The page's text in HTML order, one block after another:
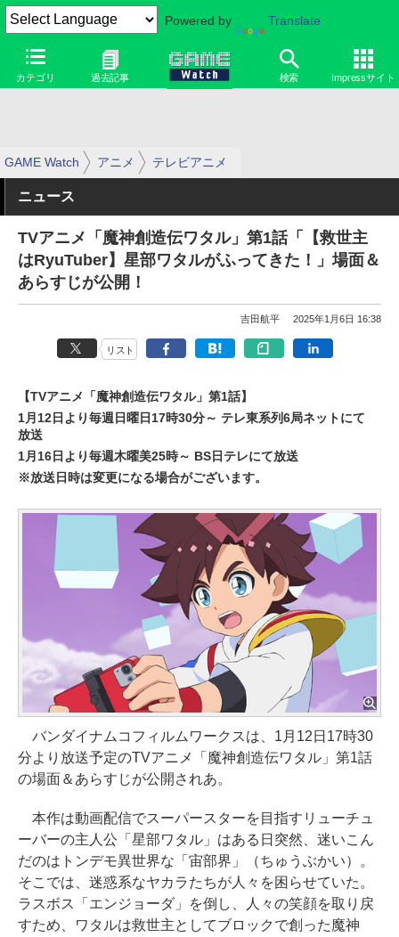
Powered by Translate
カテゴリ 過去記事 検索 Impressサイト
GAME Watch アニメ テレビアニメ
ニュース
TVアニメ「魔神創造伝ワタル」第1話「【救世主
はRyuTuber】星部ワタルがふってきた！」場面＆
あらすじが公開！
吉田航平 2025年1月6日 16:38
リスト
【TVアニメ「魔神創造伝ワタル」第1話】
1月12日より毎週日曜日17時30分～ テレ東系列6局ネットにて
放送
1月16日より毎週木曜美25時～ BS日テレにて放送
※放送日時は変更になる場合がございます。
バンダイナムコフィルムワークスは、1月12日17時30
分より放送予定のTVアニメ「魔神創造伝ワタル」第1話
の場面＆あらすじが公開されあ。
本作は動画配信でスーパースターを目指すリューチュ
ーバーの主人公「星部ワタル」はある日突然、迷いこん
だのはトンデモ異世界な「宙部界」（ちゅうぶかい）。
そこでは、迷惑系なヤカラたちが人々を困らせていた。
ラスボス「エンジョーダ」を倒し、人々の笑顔を取り戻
すため、ワタルは救世主としてブロックで創った魔神